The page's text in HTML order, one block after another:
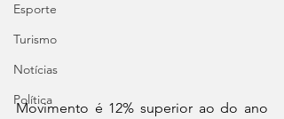
Esporte
Turismo
Notícias
Política
Movimento é 12% superior ao do ano